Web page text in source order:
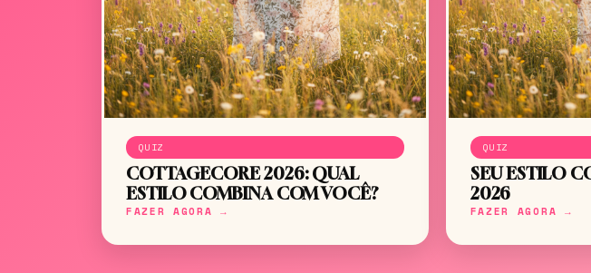
QUIZ
COTTAGECORE 2026: QUAL
ESTILO COMBINA COM VOCÊ?
FAZER AGORA →
QUIZ
SEU ESTILO
2026
FAZER AGORA →